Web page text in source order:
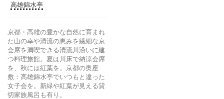
高雄錦水亭
京都・高雄の豊かな自然に育まれ
た山の幸や清流の恵みを繊細な京
会席を満喫できる清流川沿いに建
つ料理旅館。夏は川床で納涼会席
を、秋には紅葉を。京都の奥座
敷：高雄錦水亭でいつもと違った
女子会を。新緑や紅葉が見える貸
切家族風呂も有り。